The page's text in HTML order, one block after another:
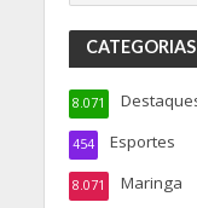
CATEGORIAS
8.071
Esportes
454
Maringa
8.071